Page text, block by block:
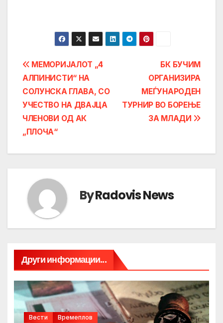
Post
navigation
БК БУЧИМ
ОРГАНИЗИРА
МЕЃУНАРОДЕН
ТУРНИР ВО БОРЕЊЕ
ЗА МЛАДИ
МЕМОРИЈАЛОТ „4
AЛПИНИСТИ“ НА
СОЛУНСКА ГЛАВА, СО
УЧЕСТВО НА ДВАЈЦА
ЧЛЕНОВИ ОД АК
„ПЛОЧА“
ByRadovis News
Други информации...
Вести Времеплов